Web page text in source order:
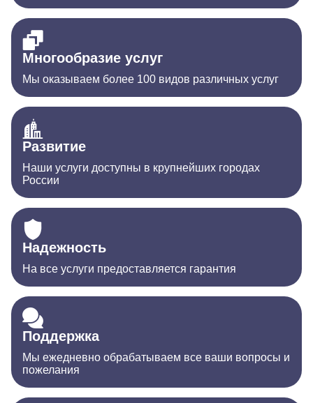
Многообразие услуг
Мы оказываем более 100 видов различных услуг
Развитие
Наши услуги доступны в крупнейших городах
России
Надежность
На все услуги предоставляется гарантия
Поддержка
Мы ежедневно обрабатываем все ваши вопросы и
пожелания